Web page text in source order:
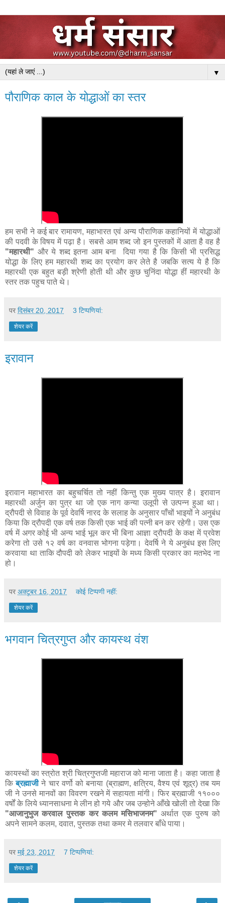
▼
पौराणिक काल के योद्धाओं का स्तर
हम सभी ने कई बार रामायण, महाभारत एवं अन्य पौराणिक कहानियों में योद्धाओं
की पदवी के विषय में पढ़ा है। सबसे आम शब्द जो इन पुस्तकों में आता है वह है
"महारथी" और ये शब्द इतना आम बना दिया गया है कि किसी भी प्रसिद्ध
योद्धा के लिए हम महारथी शब्द का प्रयोग कर लेते है जबकि सत्य ये है कि
महारथी एक बहुत बड़ी श्रेणी होती थी और कुछ चुनिंदा योद्धा हीं महारथी के
स्तर तक पहुच पाते थे।
पर दिसंबर 20, 2017 3 टिप्‍पणियां:
शेयर करें
इरावान
इरावान महाभारत का बहुचर्चित तो नहीं किन्तु एक मुख्य पात्र है। इरावान
महारथी अर्जुन का पुत्र था जो एक नाग कन्या उलूपी से उत्पन्न हुआ था।
द्रौपदी से विवाह के पूर्व देवर्षि नारद के सलाह के अनुसार पाँचों भाइयों ने अनुबंध
किया कि द्रौपदी एक वर्ष तक किसी एक भाई की पत्नी बन कर रहेगी। उस एक
वर्ष में अगर कोई भी अन्य भाई भूल कर भी बिना आज्ञा द्रौपदी के कक्ष में प्रवेश
करेगा तो उसे १२ वर्ष का वनवास भोगना पड़ेगा। देवर्षि ने ये अनुबंध इस लिए
करवाया था ताकि दौपदी को लेकर भाइयों के मध्य किसी प्रकार का मतभेद ना
हो।
पर अक्टूबर 16, 2017 कोई टिप्पणी नहीं:
शेयर करें
भगवान चित्रगुप्त और कायस्थ वंश
कायस्थों का स्त्रोत श्री चित्रगुप्तजी महाराज को माना जाता है। कहा जाता है
किब्रह्माजीने चार वर्णो को बनाया (ब्राह्मण, क्षत्रिय, वैश्य एवं शूद्र) तब यम
जी ने उनसे मानवों का विवरण रखने में सहायता मांगी। फिर ब्रह्माजी ११०००
वर्षों के लिये ध्यानसाधना मे लीन हो गये और जब उन्होने आँखे खोली तो देखा कि
"आजानुभुज करवाल पुस्तक कर कलम मसिभाजनम" अर्थात एक पुरुष को
अपने सामने कलम, दवात, पुस्तक तथा कमर मे तलवार बाँधे पाया।
पर मई 23, 2017 7 टिप्‍पणियां:
शेयर करें